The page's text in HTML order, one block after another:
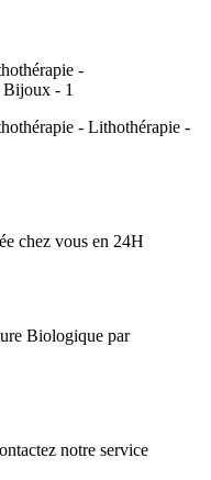
chez vous en 24H
Biologique par
notre service